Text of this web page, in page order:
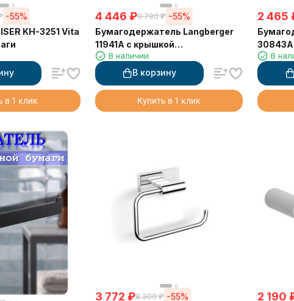
-55%
KH-3251 Vita
в 1 клик
4 446 ₽9 790 ₽ -55%
Бумагодержатель Langberger
11941A с крышкой
горизонтальный
В наличии
В корзину
Купить в 1 клик
2 465
30843A
основе
В
3 772 ₽8 300 ₽ -55% 2 190